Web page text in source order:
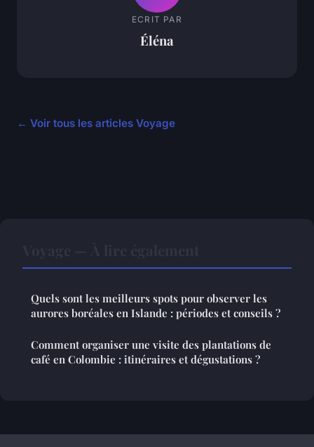
ECRIT PAR
Éléna
← Voir tous les articles Voyage
Quels sont les meilleurs spots pour observer les
aurores boréales en Islande : périodes et conseils ?
Comment organiser une visite des plantations de
café en Colombie : itinéraires et dégustations ?